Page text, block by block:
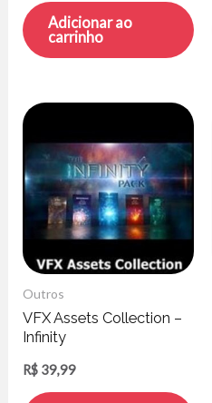
Adicionar ao
carrinho
Outros
VFX Assets Collection –
Infinity
R$ 39,99